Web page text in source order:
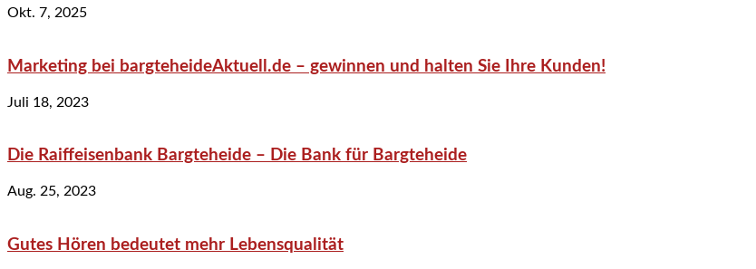
Okt. 7, 2025
Marketing bei bargteheideAktuell.de – gewinnen und halten Sie Ihre Kunden!
Juli 18, 2023
Die Raiffeisenbank Bargteheide – Die Bank für Bargteheide
Aug. 25, 2023
Gutes Hören bedeutet mehr Lebensqualität